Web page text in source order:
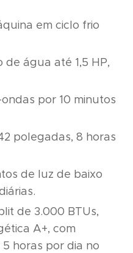
em ciclo frio
de água até 1,5 HP,
por 10 minutos
polegadas, 8 horas
de luz de baixo
de 3.000 BTUs,
A+, com
horas por dia no